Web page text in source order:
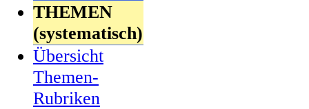
THEMEN
(systematisch)
Übersicht
Themen-
Rubriken